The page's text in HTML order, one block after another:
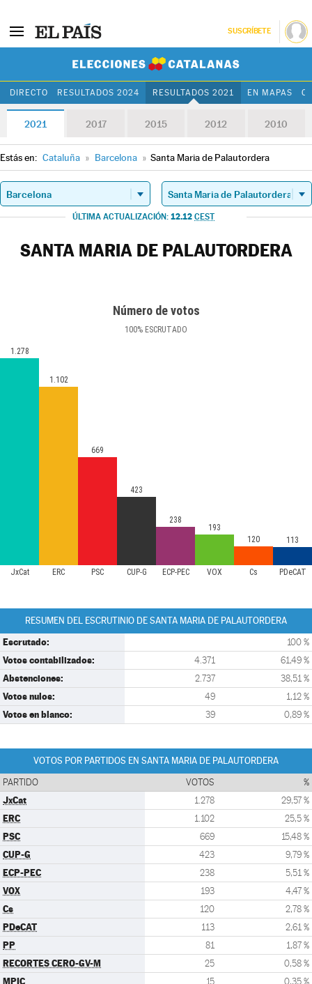
SUSCRÍBETE
DIRECTO RESULTADOS 2024 RESULTADOS 2021 EN MAPAS
2021 2017 2015 2012 2010
Estás en: Cataluña » Barcelona » Santa Maria de Palautordera
ÚLTIMA ACTUALIZACIÓN: 12.12 CEST
SANTA MARIA DE PALAUTORDERA
Número de votos
100% ESCRUTADO
JxCat ERC PSC CUP-G ECP-PEC VOX Cs PDeCAT
1.278
1.102
669
423
238
193
120
113
RESUMEN DEL ESCRUTINIO DE SANTA MARIA DE PALAUTORDERA
Escrutado: 100 %
Votos contabilizados: 4.371 61,49 %
Abstenciones: 2.737 38,51 %
Votos nulos: 49 1,12 %
Votos en blanco: 39 0,89 %
VOTOS POR PARTIDOS EN SANTA MARIA DE PALAUTORDERA
PARTIDO VOTOS %
JxCat 1.278 29,57 %
ERC 1.102 25,5 %
PSC 669 15,48 %
CUP-G 423 9,79 %
ECP-PEC 238 5,51 %
VOX 193 4,47 %
Cs 120 2,78 %
PDeCAT 113 2,61 %
PP 81 1,87 %
RECORTES CERO-GV-M 25 0,58 %
MPIC 15 0,35 %